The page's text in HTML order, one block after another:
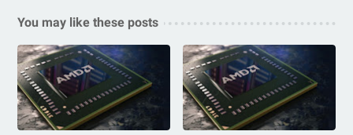
You may like these posts